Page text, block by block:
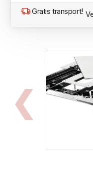
Gratis transport!